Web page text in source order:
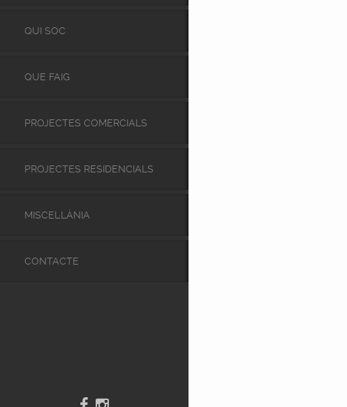
QUI SOC
QUE FAIG
PROJECTES COMERCIALS
PROJECTES RESIDENCIALS
MISCEL·LÀNIA
CONTACTE